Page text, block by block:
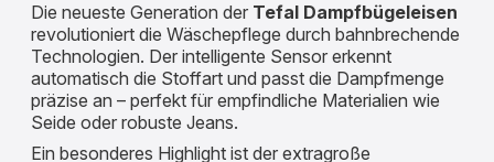
Die neueste Generation der Tefal Dampfbügeleisen
revolutioniert die Wäschepflege durch bahnbrechende
Technologien. Der intelligente Sensor erkennt
automatisch die Stoffart und passt die Dampfmenge
präzise an – perfekt für empfindliche Materialien wie
Seide oder robuste Jeans.
Ein besonderes Highlight ist der extragroße